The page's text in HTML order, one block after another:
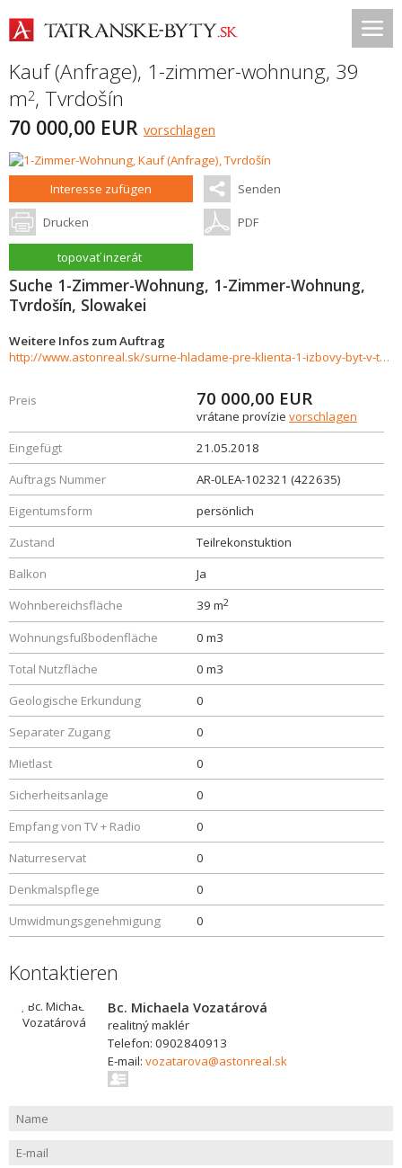
Kauf (Anfrage), 1-zimmer-wohnung, 39
m2, Tvrdošín
70 000,00 EUR vorschlagen
Interesse zufügen Senden
Drucken PDF
topovať inzerát
Suche 1-Zimmer-Wohnung, 1-Zimmer-Wohnung,
Tvrdošín, Slowakei
Weitere Infos zum Auftrag
http://www.astonreal.sk/surne-hladame-pre-klienta-1-izbovy-byt-v-tvrdosine-hotovost-422635
Preis 70 000,00 EUR
vrátane provízie vorschlagen
Eingefügt
21.05.2018
Auftrags Nummer
AR-0LEA-102321 (422635)
Eigentumsform
persönlich
Zustand
Teilrekonstuktion
Balkon
Ja
Wohnbereichsfläche
39 m2
Wohnungsfußbodenfläche
0 m3
Total Nutzfläche
0 m3
Geologische Erkundung
0
Separater Zugang
0
Mietlast
0
Sicherheitsanlage
0
Empfang von TV + Radio
0
Naturreservat
0
Denkmalspflege
0
Umwidmungsgenehmigung
0
Kontaktieren
Bc. Michaela Vozatárová
realitný maklér
Telefon: 0902840913
E-mail: vozatarova@astonreal.sk